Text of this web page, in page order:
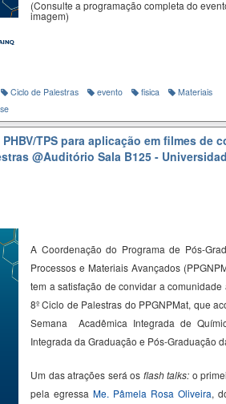
(Consulte a programação completa do
imagem)
Ciclo de Palestras evento fisica
Materiais
TPS para aplicação em filmes de
@Auditório Sala B125 -
A Coordenação do Programa de Pós-
Processos e Materiais Avançados
tem a satisfação de convidar a
8º Ciclo de Palestras do PPGNPMat, que
Semana Acadêmica Integrada de
Integrada da Graduação e Pós-Graduação
Um das atrações será os flash talks: o
pela egressaMe. Pâmela Rosa Oliveira,